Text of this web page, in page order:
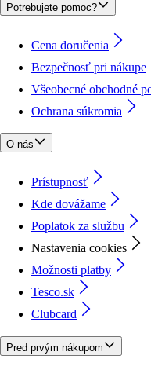
Potrebujete pomoc?
Cena doručenia
Bezpečnosť pri nákupe
Všeobecné obchodné
Ochrana súkromia
O nás
Prístupnosť
Kde dovážame
Poplatok za službu
Nastavenia cookies
Možnosti platby
Tesco.sk
Clubcard
Pred prvým nákupom